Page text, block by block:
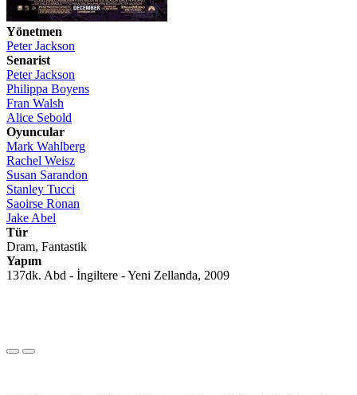
Yönetmen
Peter Jackson
Senarist
Peter Jackson
Philippa Boyens
Fran Walsh
Alice Sebold
Oyuncular
Mark Wahlberg
Rachel Weisz
Susan Sarandon
Stanley Tucci
Saoirse Ronan
Jake Abel
Tür
Dram, Fantastik
Yapım
137dk. Abd - İngiltere - Yeni Zellanda, 2009